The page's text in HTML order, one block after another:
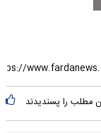
مطلب را پسندیدند